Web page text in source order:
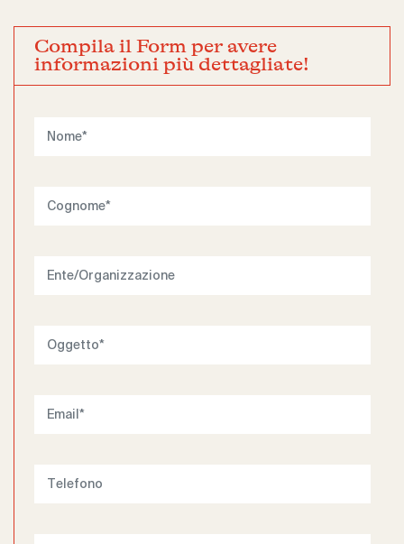
Compila il Form per avere
informazioni più dettagliate!